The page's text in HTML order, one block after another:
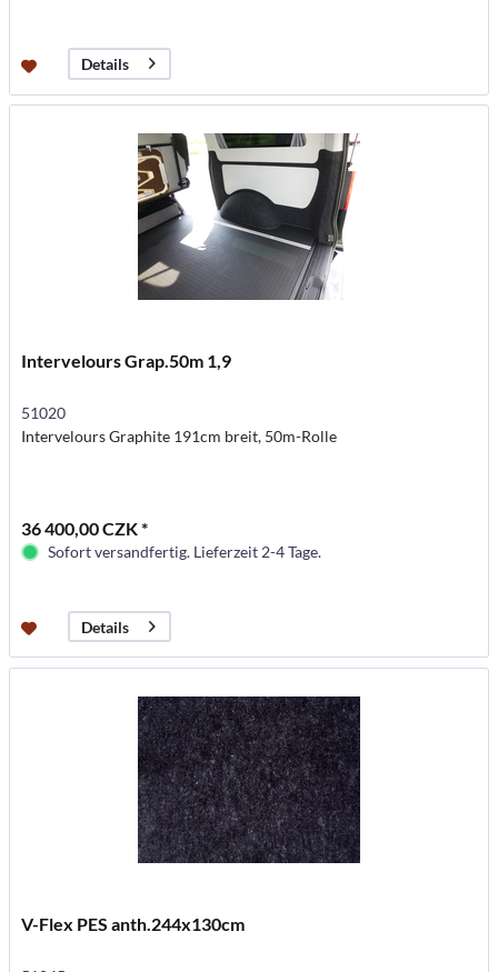
Details
Intervelours Grap.50m 1,9
51020
Intervelours Graphite 191cm breit, 50m-Rolle
36 400,00 CZK *
Sofort versandfertig. Lieferzeit 2-4 Tage.
Details
V-Flex PES anth.244x130cm